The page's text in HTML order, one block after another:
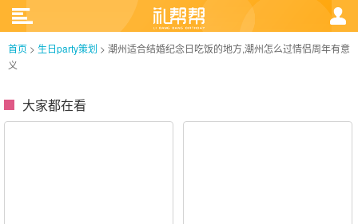
首页 > 生日party策划 > 潮州适合结婚纪念日吃饭的地方,潮州怎么过情侣周年有意
义
大家都在看